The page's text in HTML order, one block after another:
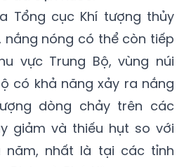
trung bình nhiều năm,
đã cạn nước.
Tổng cục Khí tượng thủy
nắng nóng có thể còn tiếp
vực Trung Bộ, vùng núi
có khả năng xảy ra nắng
dòng chảy trên các